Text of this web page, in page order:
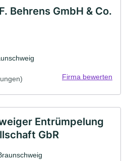
Behrens GmbH & Co.
Firma bewerten
Entrümpelung
GbR